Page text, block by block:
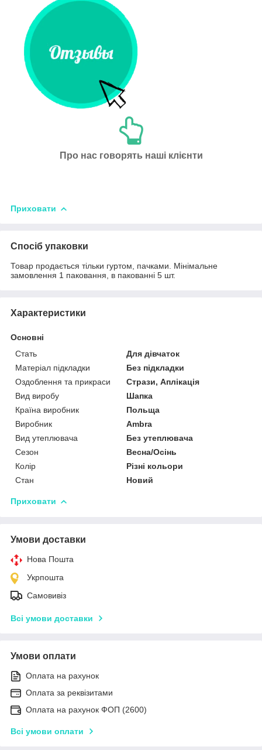
Про нас говорять наші клієнти
Приховати
Спосіб упаковки
Товар продається тільки гуртом, пачками. Мінімальне
замовлення 1 паковання, в пакованні 5 шт.
Характеристики
Основні
Стать
Для дівчаток
Матеріал підкладки
Без підкладки
Оздоблення та прикраси
Стрази, Аплікація
Вид виробу
Шапка
Країна виробник
Польща
Виробник
Ambra
Вид утеплювача
Без утеплювача
Сезон
Весна/Осінь
Колір
Різні кольори
Стан
Новий
Приховати
Умови доставки
Нова Пошта
Укрпошта
Самовивіз
Всі умови доставки
Умови оплати
Оплата на рахунок
Оплата за реквізитами
Оплата на рахунок ФОП (2600)
Всі умови оплати